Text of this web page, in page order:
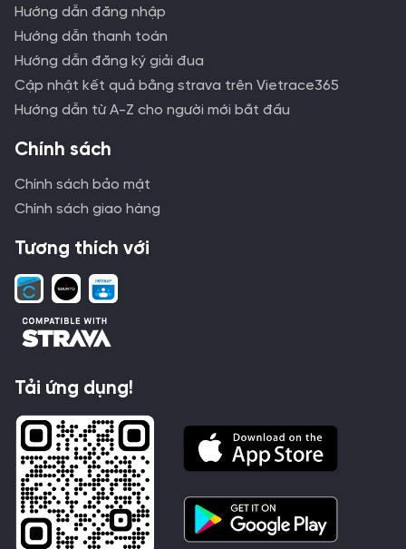
Hướng dẫn đăng nhập
Hướng dẫn thanh toán
Hướng dẫn đăng ký giải đua
Cập nhật kết quả bằng strava trên Vietrace365
Hướng dẫn từ A-Z cho người mới bắt đầu
Chính sách
Chính sách bảo mật
Chính sách giao hàng
Tương thích với
Tải ứng dụng!